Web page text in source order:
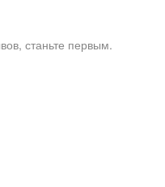
станьте первым.